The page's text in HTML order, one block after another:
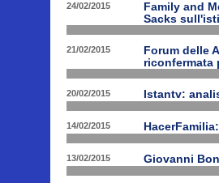
24/02/2015
Family and
Sacks
21/02/2015
Forum delle
riconfermata
20/02/2015 Istantv:
14/02/2015
13/02/2015 Giovanni